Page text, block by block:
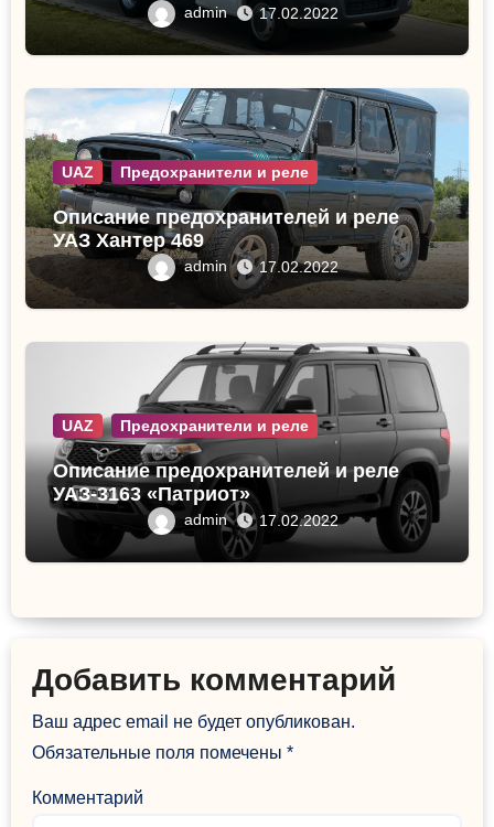
admin 17.02.2022
UAZ Предохранители и реле
Описание предохранителей и реле
УАЗ Хантер 469
admin 17.02.2022
UAZ Предохранители и реле
Описание предохранителей и реле
УАЗ-3163 «Патриот»
admin 17.02.2022
Добавить комментарий
Ваш адрес email не будет опубликован.
Обязательные поля помечены*
Комментарий